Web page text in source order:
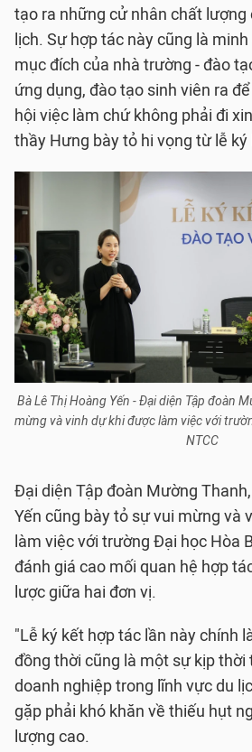
tạo ra những cử nhân chất lượng
lịch. Sự hợp tác này cũng là
mục đích của nhà trường - đào
ứng dụng, đào tạo sinh viên ra
hội việc làm chứ không phải đi
thầy Hưng bày tỏ hi vọng từ lễ
Bà Lê Thị Hoàng Yến - Đại diện Tập đoàn
mừng và vinh dự khi được làm việc với
NTCC
Đại diện Tập đoàn Mường
Yến cũng bày tỏ sự vui mừng và
làm việc với trường Đại học Hòa
đánh giá cao mối quan hệ hợp
lược giữa hai đơn vị.
"Lễ ký kết hợp tác lần này chính
đồng thời cũng là một sự kịp thời
doanh nghiệp trong lĩnh vực du
gặp phải khó khăn về thiếu hụt
lượng cao.